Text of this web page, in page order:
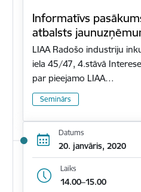
Informatīvs
atbalsts
LIAA Radošo industriju
iela 45/47, 4.stāvā
par pieejamo LIAA…
Seminārs
Datums
20. janvāris, 2020
Laiks
14.00–15.00